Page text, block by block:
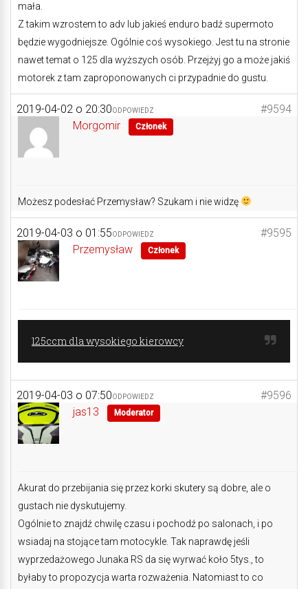
mała.
Z takim wzrostem to adv lub jakieś enduro badź supermoto
będzie wygodniejsze. Ogólnie coś wysokiego. Jest tu na stronie
nawet temat o 125 dla wyższych osób. Przejżyj go a może jakiś
motorek z tam zaproponowanych ci przypadnie do gustu.
2019-04-02 o 20:30 #9594
ODPOWIEDZ
Morgomir Członek
Możesz podesłać Przemysław? Szukam i nie widzę
2019-04-03 o 01:55 #9595
ODPOWIEDZ
Przemysław Członek
125ccm dla wysokiego kierowcy
2019-04-03 o 07:50 #9596
ODPOWIEDZ
jas13 Moderator
Akurat do przebijania się przez korki skutery są dobre, ale o
gustach nie dyskutujemy.
Ogólnie to znajdź chwilę czasu i pochodź po salonach, i po
wsiadaj na stojące tam motocykle. Tak naprawdę jeśli
wyprzedażowego Junaka RS da się wyrwać koło 5tys., to
byłaby to propozycja warta rozważenia. Natomiast to co